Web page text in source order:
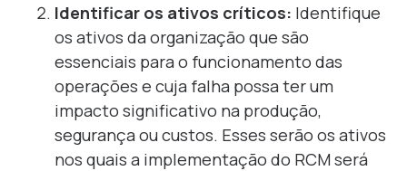
Identificar os ativos críticos: Identifique
os ativos da organização que são
essenciais para o funcionamento das
operações e cuja falha possa ter um
impacto significativo na produção,
segurança ou custos. Esses serão os ativos
nos quais a implementação do RCM será